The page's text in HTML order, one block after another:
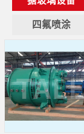
四氟喷涂